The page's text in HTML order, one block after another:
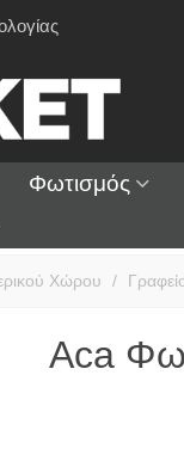
Φωτισμός
Χώρου /
Aca